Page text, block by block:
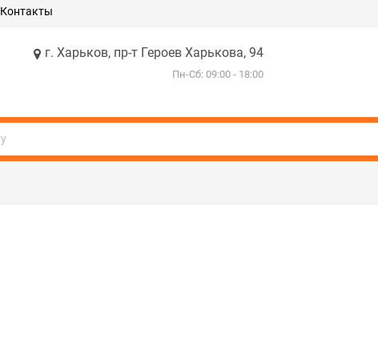
Контакты
г. Харьков, пр-т Героев Харькова, 94
Пн-Сб: 09:00 - 18:00